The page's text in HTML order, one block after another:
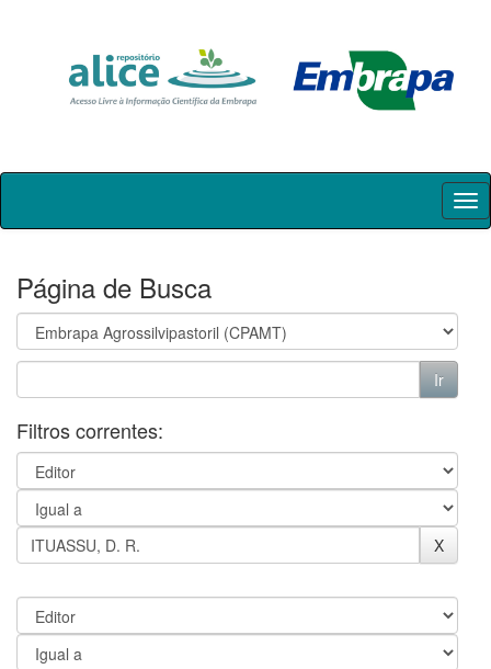
Skip
Página de Busca
Filtros correntes: